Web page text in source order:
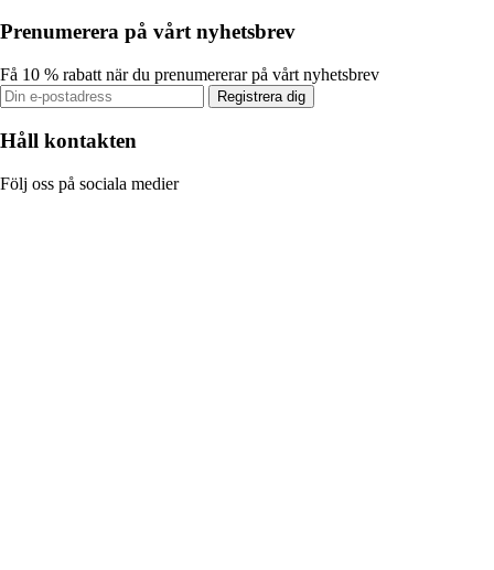
Prenumerera på vårt nyhetsbrev
Få 10 % rabatt när du prenumererar på vårt nyhetsbrev
Registrera dig
Håll kontakten
Följ oss på sociala medier